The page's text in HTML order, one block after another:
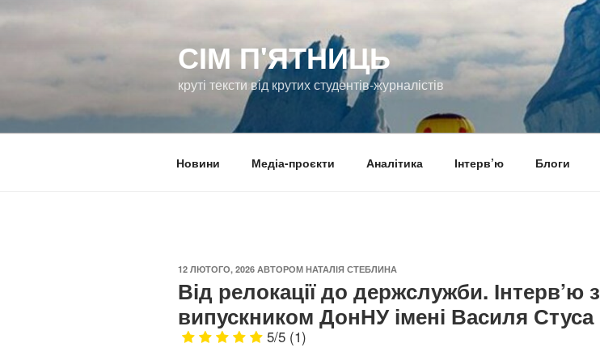
до
СІМ П'ЯТНИЦЬ
круті тексти від крутих студентів-журналістів
Новини Медіа-проєкти Аналітика Інтерв’ю Блоги
ОПУБЛІКОВАНО
12 ЛЮТОГО, 2026 АВТОРОМ НАТАЛІЯ СТЕБЛИНА
Від релокації до держслужби. Інтерв’ю з
випускником ДонНУ імені Василя Стуса
5/5 (1)